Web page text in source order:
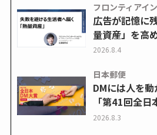
フロンティアイ
広告が記憶に
量資産」を高
2026.8.4
日本郵便
DMには人を
「第41回全
2026.8.3